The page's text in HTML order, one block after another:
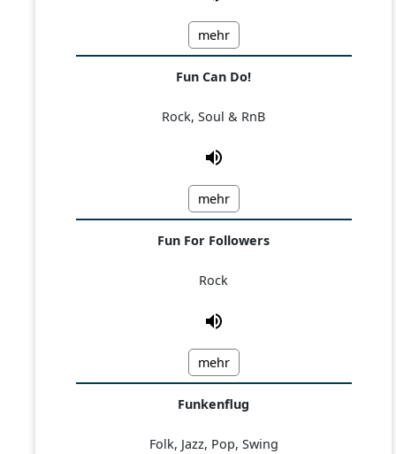
mehr
Fun Can Do!
Rock, Soul & RnB
mehr
Fun For Followers
Rock
mehr
Funkenflug
Folk, Jazz, Pop, Swing